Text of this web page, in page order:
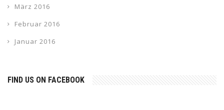
März 2016
Februar 2016
Januar 2016
FIND US ON FACEBOOK